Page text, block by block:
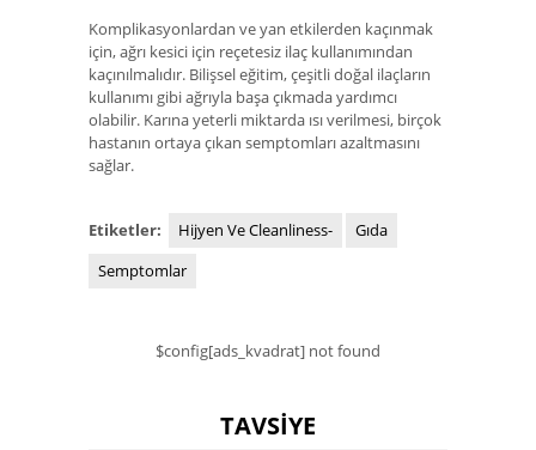
Komplikasyonlardan ve yan etkilerden kaçınmak
için, ağrı kesici için reçetesiz ilaç kullanımından
kaçınılmalıdır. Bilişsel eğitim, çeşitli doğal ilaçların
kullanımı gibi ağrıyla başa çıkmada yardımcı
olabilir. Karına yeterli miktarda ısı verilmesi, birçok
hastanın ortaya çıkan semptomları azaltmasını
sağlar.
Etiketler: Hijyen Ve Cleanliness-
Gıda
Semptomlar
$config[ads_kvadrat] not found
TAVSIYE